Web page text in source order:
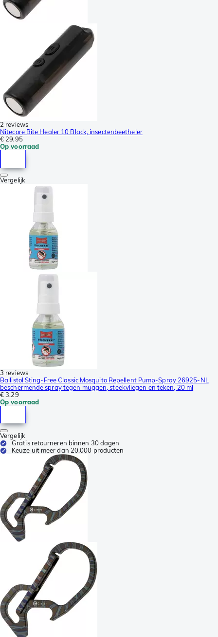
2 reviews
Nitecore Bite Healer 10 Black, insectenbeetheler
€ 29,95
Op voorraad
Vergelijk
3 reviews
Ballistol Sting-Free Classic Mosquito Repellent Pump-Spray 26925-NL
beschermende spray tegen muggen, steekvliegen en teken, 20 ml
€ 3,29
Op voorraad
Vergelijk
Gratis retourneren binnen 30 dagen
Keuze uit meer dan 20.000 producten